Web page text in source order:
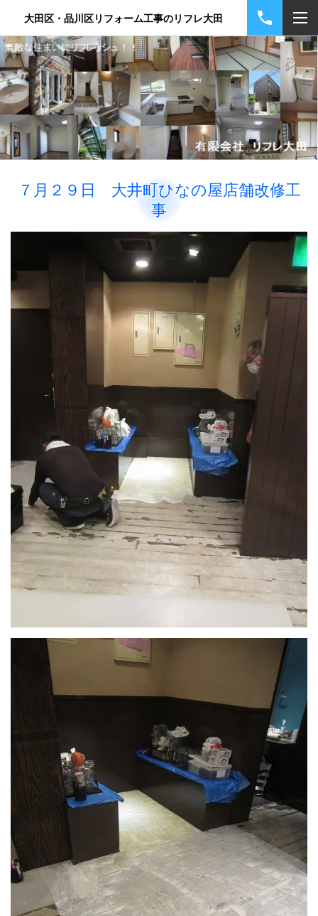
大田区・品川区リフォーム工事のリフレ大田
７月２９日 大井町ひなの屋店舗改修工
事